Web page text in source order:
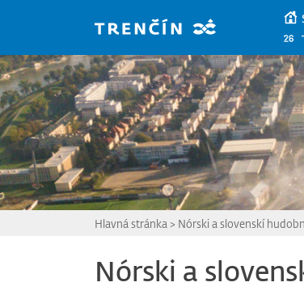
Hlavná stránka > Nórski a slovenskí
Nórski a